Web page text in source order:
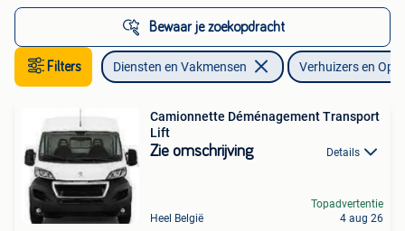
Bewaar je zoekopdracht
Filters Diensten en Vakmensen Verhuizers en
Camionnette Déménagement Transport
Lift
Zie omschrijving Details
Heel België
Topadvertentie
4 aug 26